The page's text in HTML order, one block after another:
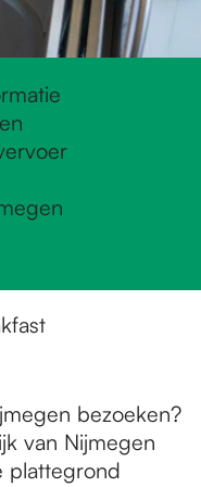
bezoeken?
van Nijmegen
plattegrond